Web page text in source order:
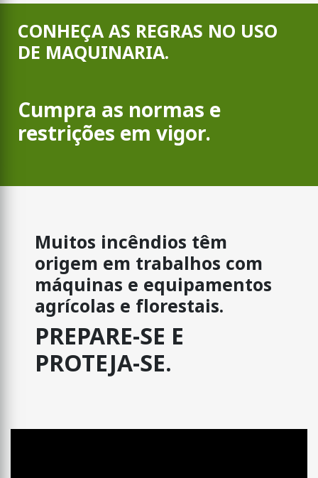
CONHEÇA AS REGRAS NO USO
DE MAQUINARIA.
Cumpra as normas e
restrições em vigor.
Muitos incêndios têm
origem em trabalhos com
máquinas e equipamentos
agrícolas e florestais.
PREPARE-SE E
PROTEJA-SE.